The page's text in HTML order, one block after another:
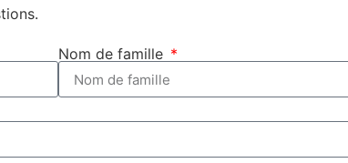
Nom de famille